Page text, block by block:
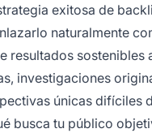
exitosa de
naturalmente
sostenibles
investigaciones
únicas difíciles
busca tu público